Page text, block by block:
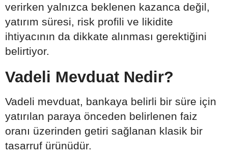
verirken yalnızca beklenen kazanca değil,
yatırım süresi, risk profili ve likidite
ihtiyacının da dikkate alınması gerektiğini
belirtiyor.
Vadeli Mevduat Nedir?
Vadeli mevduat, bankaya belirli bir süre için
yatırılan paraya önceden belirlenen faiz
oranı üzerinden getiri sağlanan klasik bir
tasarruf ürünüdür.